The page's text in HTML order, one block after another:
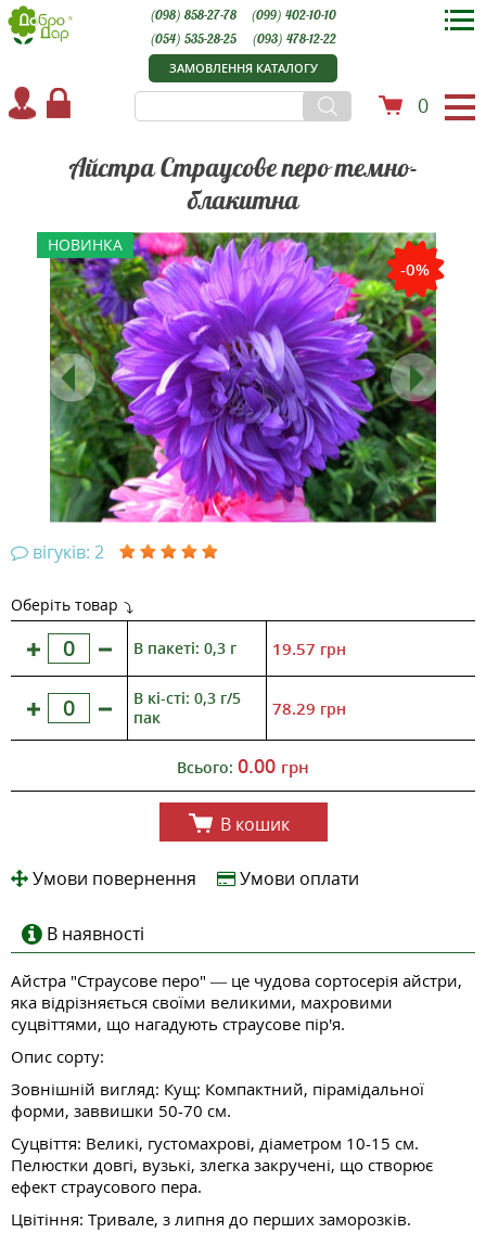
ЗАМОВЛЕННЯ КАТАЛОГУ
0
(098) 858-27-78
(099) 402-10-10
(054) 535-28-25
(093) 478-12-22
Айстра Страусове перо темно-
блакитна
НОВИНКА
-0%
вігуків: 2
Оберіть товар
В пакеті: 0,3 г 19.57 грн
В кі-сті: 0,3 г/5
пак
78.29 грн
Всього: 0.00 грн
В кошик
Умови повернення Умови оплати
В наявності
Айстра "Страусове перо" — це чудова сортосерія айстри,
яка відрізняється своїми великими, махровими
суцвіттями, що нагадують страусове пір'я.
Опис сорту:
Зовнішній вигляд: Кущ: Компактний, пірамідальної
форми, заввишки 50-70 см.
Суцвіття: Великі, густомахрові, діаметром 10-15 см.
Пелюстки довгі, вузькі, злегка закручені, що створює
ефект страусового пера.
Цвітіння: Тривале, з липня до перших заморозків.